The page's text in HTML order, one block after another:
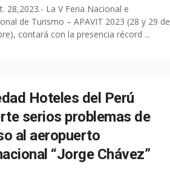
28,2023.- La V Feria Nacional e
de Turismo – APAVIT 2023 (28 y 29 de
contará con la presencia récord ...
Hoteles del Perú
serios problemas de
al aeropuerto
“Jorge Chávez”